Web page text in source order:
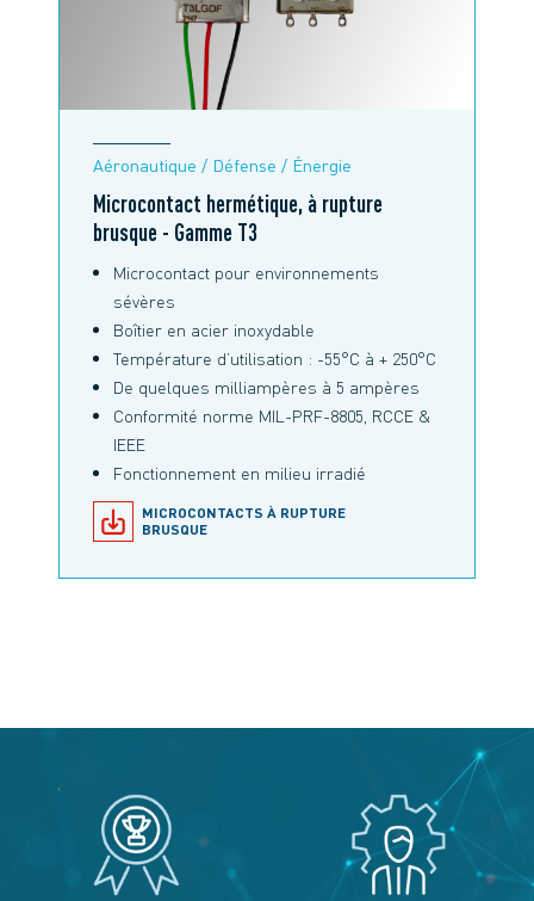
Aéronautique / Défense / Énergie
Microcontact hermétique, à rupture
brusque - Gamme T3
Microcontact pour environnements
sévères
Boîtier en acier inoxydable
Température d’utilisation : -55°C à + 250°C
De quelques milliampères à 5 ampères
Conformité norme MIL-PRF-8805, RCCE &
IEEE
Fonctionnement en milieu irradié
MICROCONTACTS À RUPTURE
BRUSQUE